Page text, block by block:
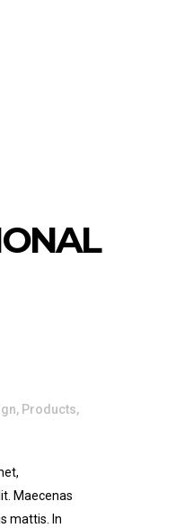
, Products,
Maecenas
mattis. In